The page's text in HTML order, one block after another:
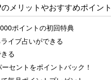
メリットやおすすめポイント
ポイントの初回特典
イブ占いができる
る
セントをポイントバック！